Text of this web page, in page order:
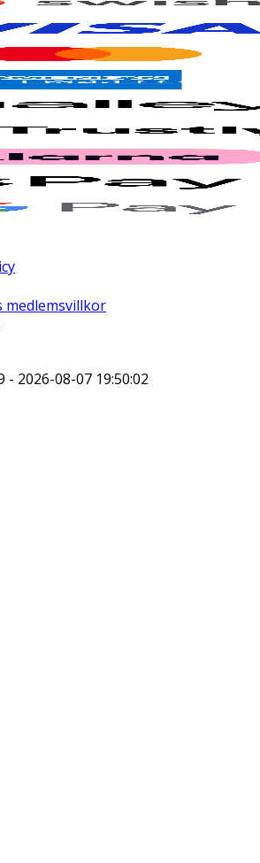
medlemsvillkor
- 2026-08-07 19:50:02